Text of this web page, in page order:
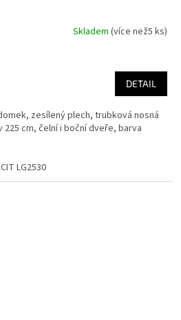
Skladem (více než5 ks)
DETAIL
zesílený plech, trubková nosná
225 cm, čelní i boční dveře, barva
LG2530